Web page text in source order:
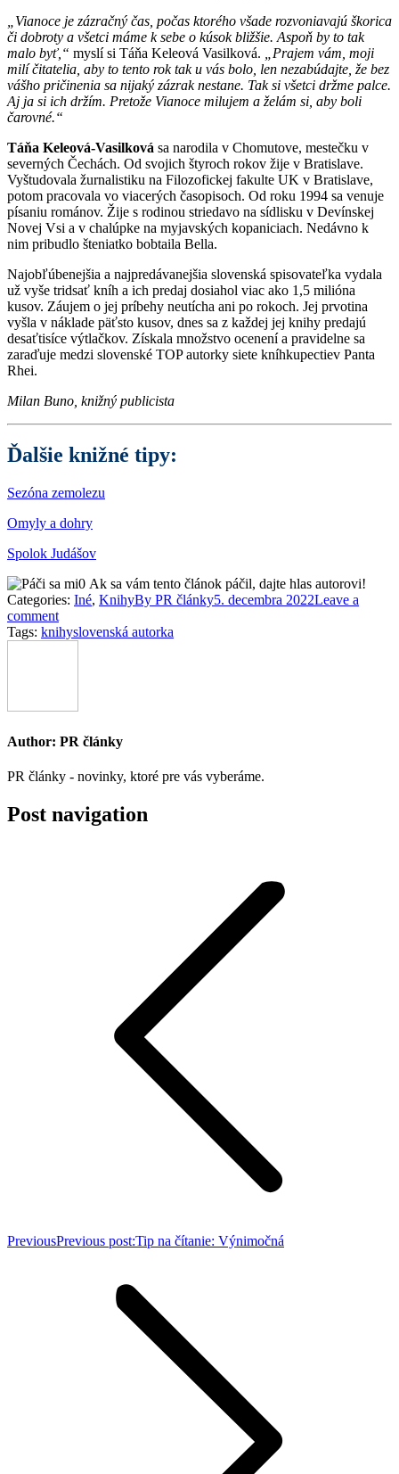
„Vianoce je zázračný čas, počas ktorého všade rozvoniavajú škorica
či dobroty a všetci máme k sebe o kúsok bližšie. Aspoň by to tak
malo byť,“ myslí si Táňa Keleová Vasilková.
„Prajem vám, moji
milí čitatelia, aby to tento rok tak u vás bolo, len nezabúdajte, že bez
vášho pričinenia sa nijaký zázrak nestane. Tak si všetci držme palce.
Aj ja si ich držím. Pretože Vianoce milujem a želám si, aby boli
čarovné.“
Táňa Keleová-Vasilková sa narodila v Chomutove, mestečku v
severných Čechách. Od svojich štyroch rokov žije v Bratislave.
Vyštudovala žurnalistiku na Filozofickej fakulte UK v Bratislave,
potom pracovala vo viacerých časopisoch. Od roku 1994 sa venuje
písaniu románov. Žije s rodinou striedavo na sídlisku v Devínskej
Novej Vsi a v chalúpke na myjavských kopaniciach. Nedávno k
nim pribudlo šteniatko bobtaila Bella.
Najobľúbenejšia a najpredávanejšia slovenská spisovateľka vydala
už vyše tridsať kníh a ich predaj dosiahol viac ako 1,5 milióna
kusov. Záujem o jej príbehy neutícha ani po rokoch. Jej prvotina
vyšla v náklade päťsto kusov, dnes sa z každej jej knihy predajú
desaťtisíce výtlačkov. Získala množstvo ocenení a pravidelne sa
zaraďuje medzi slovenské TOP autorky siete kníhkupectiev Panta
Rhei.
Milan Buno, knižný publicista
Ďalšie knižné tipy:
Sezóna zemolezu
Omyly a dohry
Spolok Judášov
0 Ak sa vám tento článok páčil, dajte hlas autorovi!
Categories: Iné, KnihyBy PR články5. decembra 2022Leave a
comment
Tags: knihyslovenská autorka
Author: PR články
PR články - novinky, ktoré pre vás vyberáme.
Post navigation
PreviousPrevious post:Tip na čítanie: Výnimočná